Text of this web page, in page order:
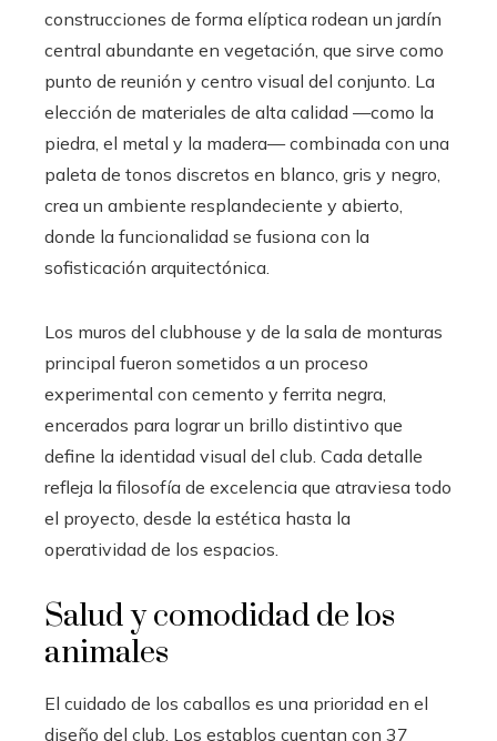
construcciones de forma elíptica rodean un jardín
central abundante en vegetación, que sirve como
punto de reunión y centro visual del conjunto. La
elección de materiales de alta calidad —como la
piedra, el metal y la madera— combinada con una
paleta de tonos discretos en blanco, gris y negro,
crea un ambiente resplandeciente y abierto,
donde la funcionalidad se fusiona con la
sofisticación arquitectónica.
Los muros del clubhouse y de la sala de monturas
principal fueron sometidos a un proceso
experimental con cemento y ferrita negra,
encerados para lograr un brillo distintivo que
define la identidad visual del club. Cada detalle
refleja la filosofía de excelencia que atraviesa todo
el proyecto, desde la estética hasta la
operatividad de los espacios.
Salud y comodidad de los
animales
El cuidado de los caballos es una prioridad en el
diseño del club. Los establos cuentan con 37